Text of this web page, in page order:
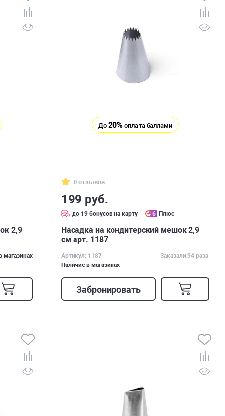
2,9
магазинах
До20% оплата баллами
0 отзывов
199 руб.
до 19 бонусов на карту 6 Плюс
Насадка на кондитерский мешок 2,9
см арт. 1187
Артикул: 1187
Заказали 94 раза
Наличие в магазинах
Забронировать